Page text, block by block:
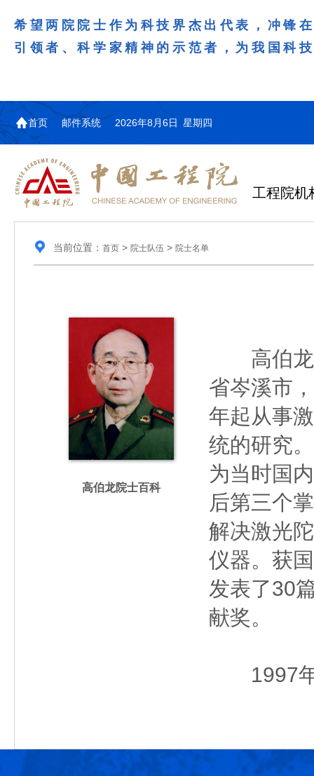
希望两院院士作为科技界杰出代表，冲锋
引领者、科学家精神的示范者，为我国科
首页 邮件系统 2026年8月6日 星期四
工程院机
当前位置： 首页> 院士队伍 > 院士名单
高伯龙院士百科
高伯龙
省岑溪市
年起从事
统的研究
为当时国
后第三个
解决激光
仪器。获
发表了30
献奖。
1997年